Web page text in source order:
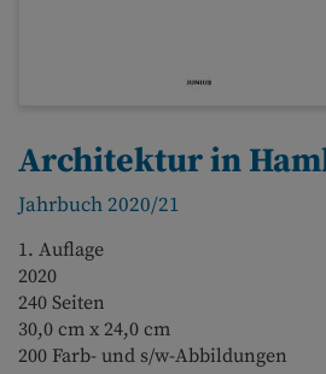
Architektur in
Jahrbuch 2020/21
1. Auflage
2020
240 Seiten
30,0 cm x 24,0 cm
200 Farb- und s/w-Abbildungen